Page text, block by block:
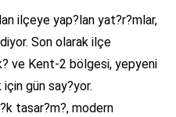
ilçeye yap?lan yat?r?mlar,
Son olarak ilçe
ve Kent-2 bölgesi, yepyeni
gün say?yor.
tasar?m?, modern